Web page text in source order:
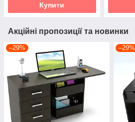
Купити
Акційні пропозиції та новинки
–29% –29%